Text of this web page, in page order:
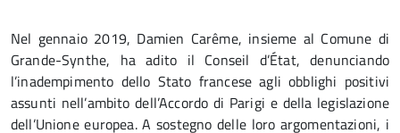
Nel gennaio 2019, Damien Carême, insieme al Comune di
Grande-Synthe, ha adito il Conseil d’État, denunciando
l’inadempimento dello Stato francese agli obblighi positivi
assunti nell’ambito dell’Accordo di Parigi e della legislazione
dell’Unione europea. A sostegno delle loro argomentazioni, i